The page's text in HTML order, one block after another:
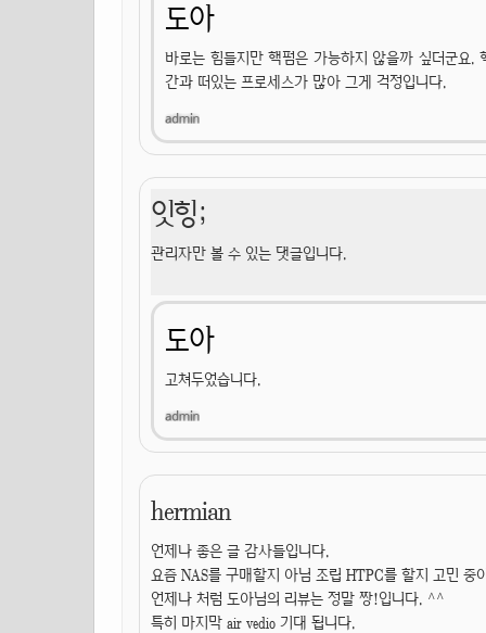
도아
바로는 힘들지만 핵펌은 가능하지 않을까 싶더군요
간과 떠있는 프로세스가 많아 그게 걱정입니다.
잇힝;
관리자만 볼 수 있는 댓글입니다.
도아
고쳐두었습니다.
hermian
언제나 좋은 글 감사들입니다.
요즘 NAS를 구매할지 아님 조립 HTPC를 할지 고민 중
언제나 처럼 도아님의 리뷰는 정말 짱!입니다. ^^
특히 마지막 air vedio 기대 됩니다.